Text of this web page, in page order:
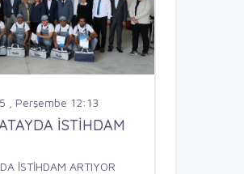
, Perşembe 12:13
İSTİHDAM
İSTİHDAM ARTIYOR